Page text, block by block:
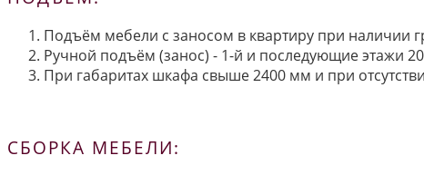
Подъём мебели с заносом в квартиру при наличии
Ручной подъём (занос) - 1-й и последующие этажи
При габаритах шкафа свыше 2400 мм и при
СБОРКА МЕБЕЛИ: